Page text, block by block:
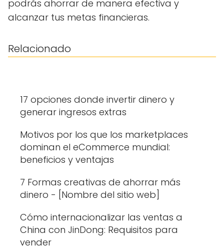
podrás ahorrar de manera efectiva y
alcanzar tus metas financieras.
Relacionado
17 opciones donde invertir dinero y
generar ingresos extras
Motivos por los que los marketplaces
dominan el eCommerce mundial:
beneficios y ventajas
7 Formas creativas de ahorrar más
dinero - [Nombre del sitio web]
Cómo internacionalizar las ventas a
China con JinDong: Requisitos para
vender